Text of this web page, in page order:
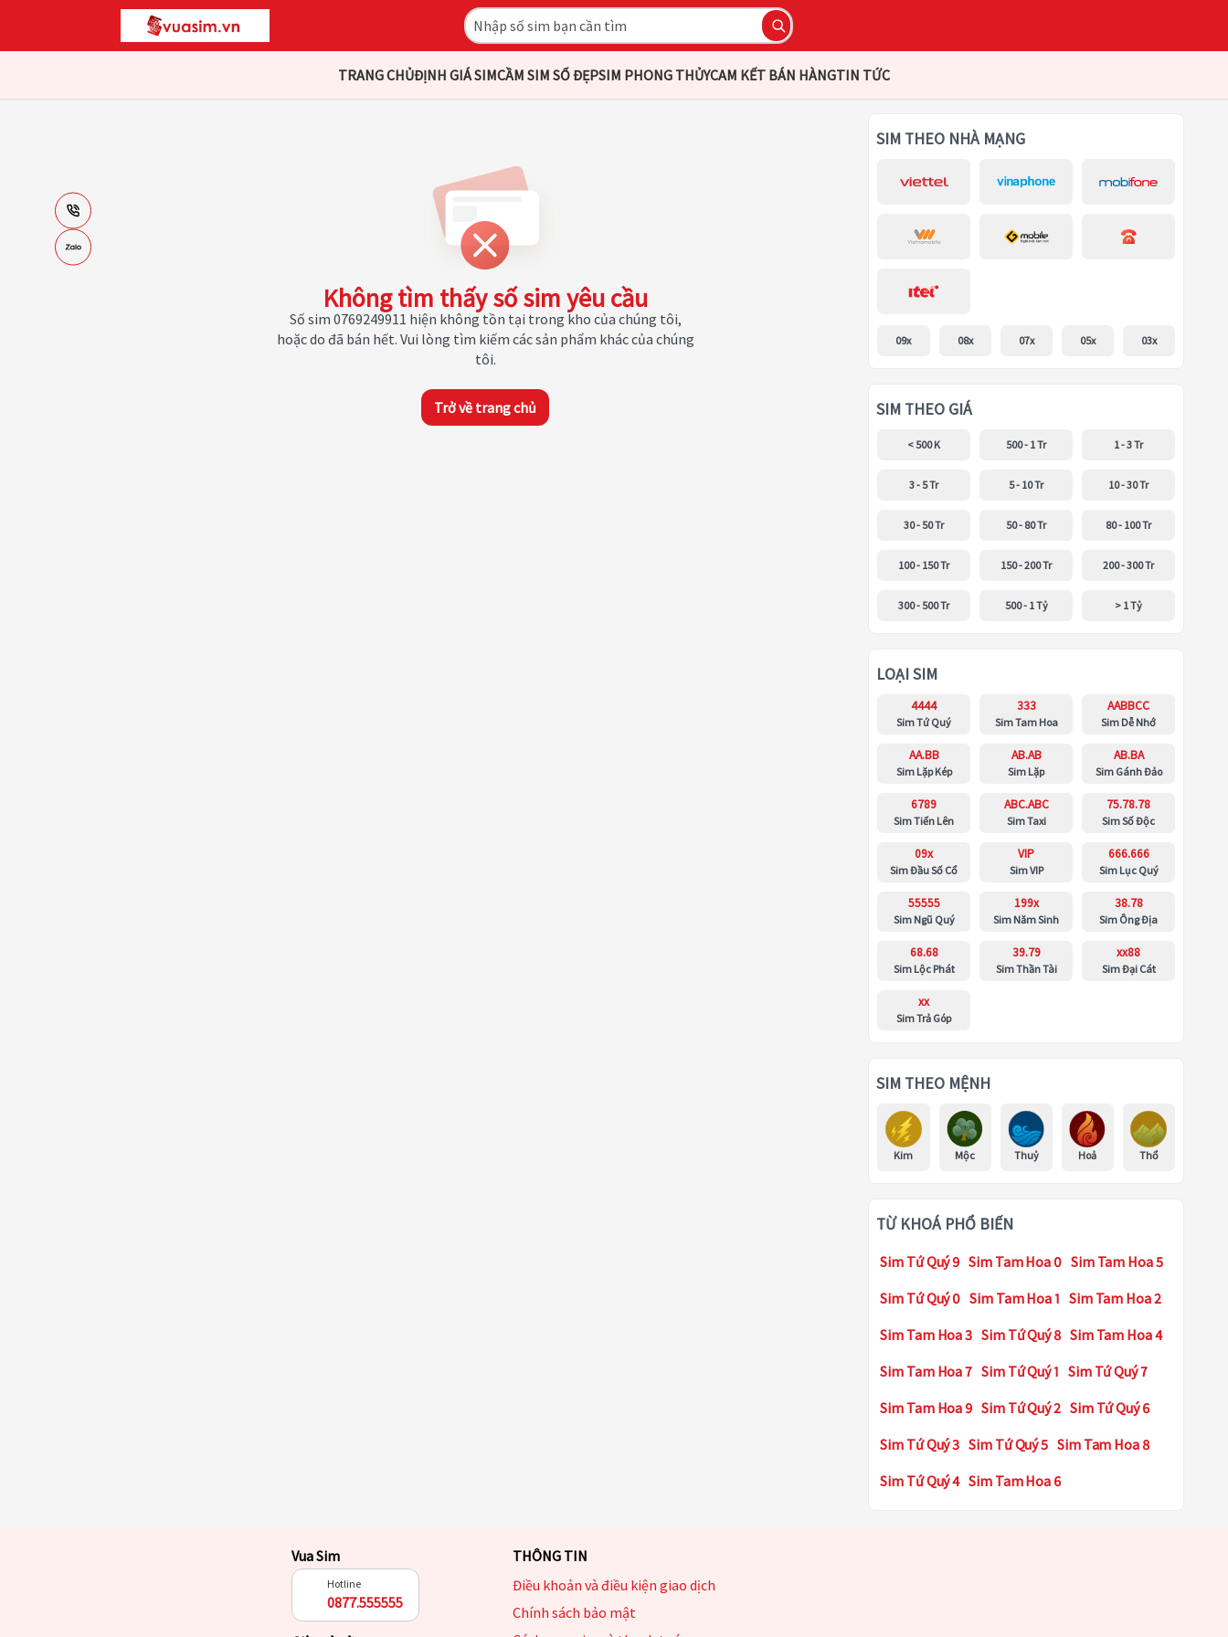
TRANG CHỦĐỊNH GIÁ SIMCẦM SIM SỐ ĐẸPSIM PHONG THỦYCAM KẾT BÁN HÀNGTIN TỨC
Không tìm thấy số sim yêu cầu
Số sim 0769249911 hiện không tồn tại trong kho của chúng tôi,
hoặc do đã bán hết. Vui lòng tìm kiếm các sản phẩm khác của chúng
tôi.
Trở về trang chủ
SIM THEO NHÀ MẠNG
09x 08x 07x 05x 03x
SIM THEO GIÁ
< 500 K 500 - 1 Tr 1 - 3 Tr
3 - 5 Tr 5 - 10 Tr 10 - 30 Tr
30 - 50 Tr 50 - 80 Tr 80 - 100 Tr
100 - 150 Tr 150 - 200 Tr 200 - 300 Tr
300 - 500 Tr 500 - 1 Tỷ > 1 Tỷ
LOẠI SIM
4444
Sim Tứ Quý
333
Sim Tam Hoa
AABBCC
Sim Dễ Nhớ
AA.BB
Sim Lặp Kép
AB.AB
Sim Lặp
AB.BA
Sim Gánh Đảo
6789
Sim Tiến Lên
ABC.ABC
Sim Taxi
75.78.78
Sim Số Độc
09x
Sim Đầu Số Cổ
VIP
Sim VIP
666.666
Sim Lục Quý
55555
Sim Ngũ Quý
199x
Sim Năm Sinh
38.78
Sim Ông Địa
68.68
Sim Lộc Phát
39.79
Sim Thần Tài
xx88
Sim Đại Cát
xx
Sim Trả Góp
SIM THEO MỆNH
Kim Mộc Thuỷ Hoả Thổ
TỪ KHOÁ PHỔ BIẾN
Sim Tứ Quý 9 Sim Tam Hoa 0 Sim Tam Hoa 5
Sim Tứ Quý 0 Sim Tam Hoa 1 Sim Tam Hoa 2
Sim Tam Hoa 3 Sim Tứ Quý 8 Sim Tam Hoa 4
Sim Tam Hoa 7 Sim Tứ Quý 1 Sim Tứ Quý 7
Sim Tam Hoa 9 Sim Tứ Quý 2 Sim Tứ Quý 6
Sim Tứ Quý 3 Sim Tứ Quý 5 Sim Tam Hoa 8
Sim Tứ Quý 4 Sim Tam Hoa 6
Vua Sim
Hotline
0877.555555
THÔNG TIN
Điều khoản và điều kiện giao dịch
Chính sách bảo mật